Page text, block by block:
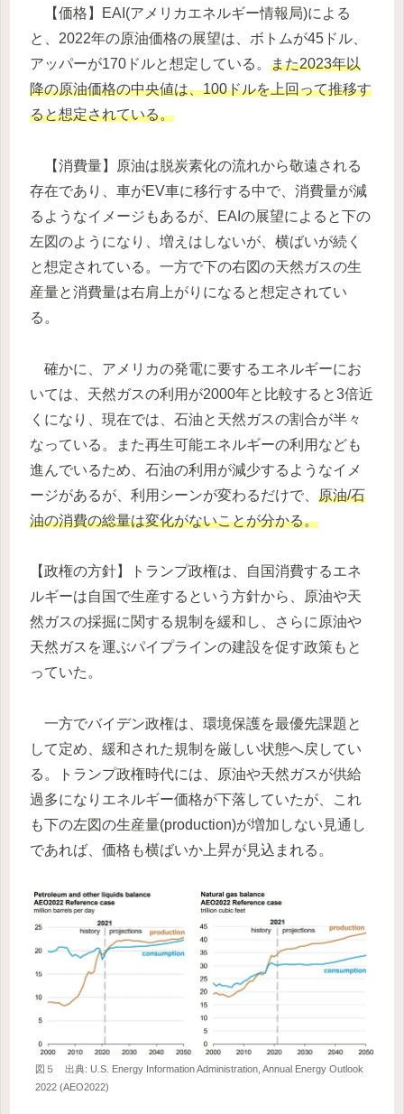
【価格】EAI(アメリカエネルギー情報局)による
と、2022年の原油価格の展望は、ボトムが45ドル、
アッパーが170ドルと想定している。 また2023年以
降の原油価格の中央値は、100ドルを上回って推移す
ると想定されている。
【消費量】原油は脱炭素化の流れから敬遠される
存在であり、車がEV車に移行する中で、消費量が減
るようなイメージもあるが、EAIの展望によると下の
左図のようになり、増えはしないが、横ばいが続く
と想定されている。一方で下の右図の天然ガスの生
産量と消費量は右肩上がりになると想定されてい
る。
確かに、アメリカの発電に要するエネルギーにお
いては、天然ガスの利用が2000年と比較すると3倍近
くになり、現在では、石油と天然ガスの割合が半々
なっている。また再生可能エネルギーの利用なども
進んでいるため、石油の利用が減少するようなイメ
ージがあるが、利用シーンが変わるだけで、 原油/石
油の消費の総量は変化がないことが分かる。
【政権の方針】トランプ政権は、自国消費するエネ
ルギーは自国で生産するという方針から、原油や天
然ガスの採掘に関する規制を緩和し、さらに原油や
天然ガスを運ぶパイプラインの建設を促す政策もと
っていた。
一方でバイデン政権は、環境保護を最優先課題と
して定め、緩和された規制を厳しい状態へ戻してい
る。トランプ政権時代には、原油や天然ガスが供給
過多になりエネルギー価格が下落していたが、これ
も下の左図の生産量(production)が増加しない見通し
であれば、価格も横ばいか上昇が見込まれる。
図５ 出典: U.S. Energy Information Administration, Annual Energy Outlook
2022 (AEO2022)